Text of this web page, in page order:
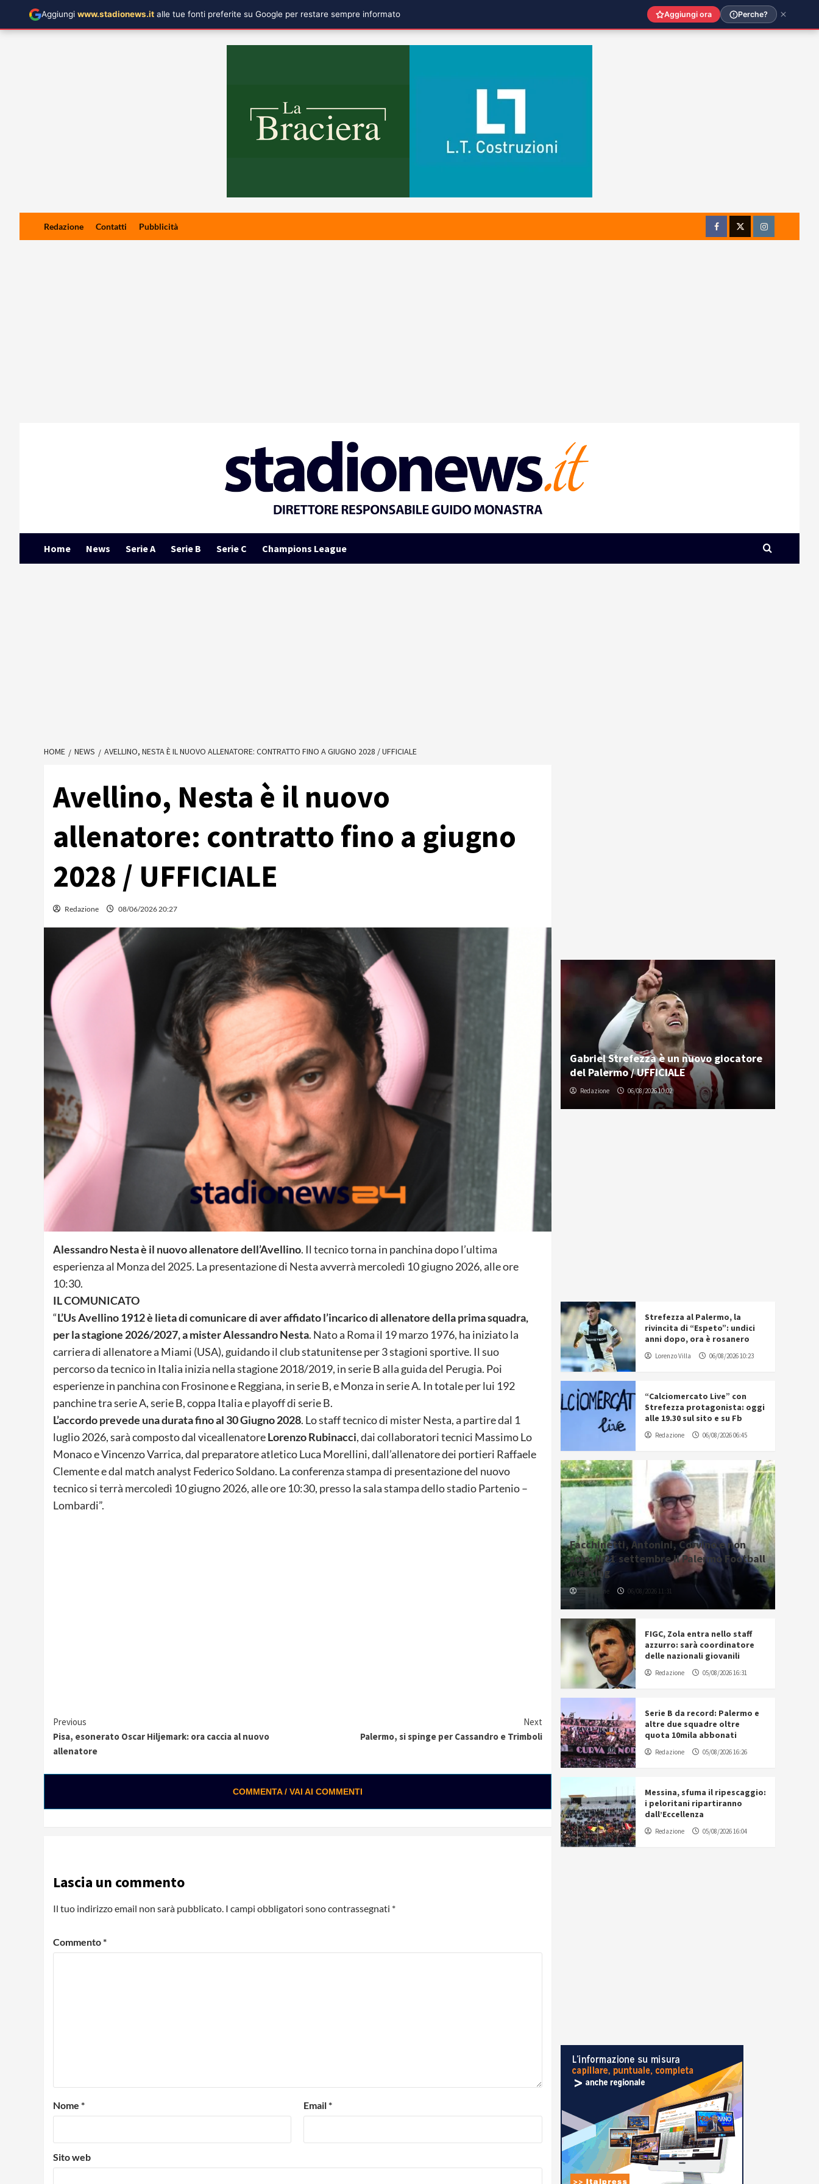
Redazione Contatti Pubblicità
FacebookTwitterInstagram
Home News Serie A Serie B Serie C Champions League
HOME NEWS AVELLINO, NESTA È IL NUOVO ALLENATORE: CONTRATTO FINO A GIUGNO 2028 / UFFICIALE
Avellino, Nesta è il nuovo
allenatore: contratto fino a giugno
2028 / UFFICIALE
Redazione 08/06/2026 20:27
Alessandro Nesta è il nuovo allenatore dell’Avellino. Il tecnico torna in panchina dopo l’ultima
esperienza al Monza del 2025. La presentazione di Nesta avverrà mercoledì 10 giugno 2026, alle ore
10:30.
IL COMUNICATO
“L’Us Avellino 1912 è lieta di comunicare di aver affidato l’incarico di allenatore della prima squadra,
per la stagione 2026/2027, a mister Alessandro Nesta. Nato a Roma il 19 marzo 1976, ha iniziato la
carriera di allenatore a Miami (USA), guidando il club statunitense per 3 stagioni sportive. Il suo
percorso da tecnico in Italia inizia nella stagione 2018/2019, in serie B alla guida del Perugia. Poi
esperienze in panchina con Frosinone e Reggiana, in serie B, e Monza in serie A. In totale per lui 192
panchine tra serie A, serie B, coppa Italia e playoff di serie B.
L’accordo prevede una durata fino al 30 Giugno 2028. Lo staff tecnico di mister Nesta, a partire dal 1
luglio 2026, sarà composto dal viceallenatoreLorenzo Rubinacci, dai collaboratori tecnici Massimo Lo
Monaco e Vincenzo Varrica, dal preparatore atletico Luca Morellini, dall’allenatore dei portieri Raffaele
Clemente e dal match analyst Federico Soldano. La conferenza stampa di presentazione del nuovo
tecnico si terrà mercoledì 10 giugno 2026, alle ore 10:30, presso la sala stampa dello stadio Partenio –
Lombardi”.
Continue
Reading
Previous
Pisa, esonerato Oscar Hiljemark: ora caccia al nuovo
allenatore
Next
Palermo, si spinge per Cassandro e Trimboli
COMMENTA / VAI AI COMMENTI
Lascia un commento
Il tuo indirizzo email non sarà pubblicato. I campi obbligatori sono contrassegnati *
Commento*
Nome * Email*
Sito web
Gabriel Strefezza è un nuovo giocatore
del Palermo / UFFICIALE
Redazione 06/08/2026 10:02
Strefezza al Palermo, la
rivincita di “Espeto”: undici
anni dopo, ora è rosanero
Lorenzo Villa 06/08/2026 10:23
“Calciomercato Live” con
Strefezza protagonista: oggi
alle 19.30 sul sito e su Fb
Redazione 06/08/2026 06:45
Facchinetti, Antonini, Corvino e non
solo: il 21 settembre il Palermo Football
Meeting
Redazione 06/08/2026 11:31
FIGC, Zola entra nello staff
azzurro: sarà coordinatore
delle nazionali giovanili
Redazione 05/08/2026 16:31
Serie B da record: Palermo e
altre due squadre oltre
quota 10mila abbonati
Redazione 05/08/2026 16:26
Messina, sfuma il ripescaggio:
i peloritani ripartiranno
dall’Eccellenza
Redazione 05/08/2026 16:04
Aggiungi www.stadionews.it alle tue fonti preferite su Google per restare sempre informato Aggiungi ora Perche?